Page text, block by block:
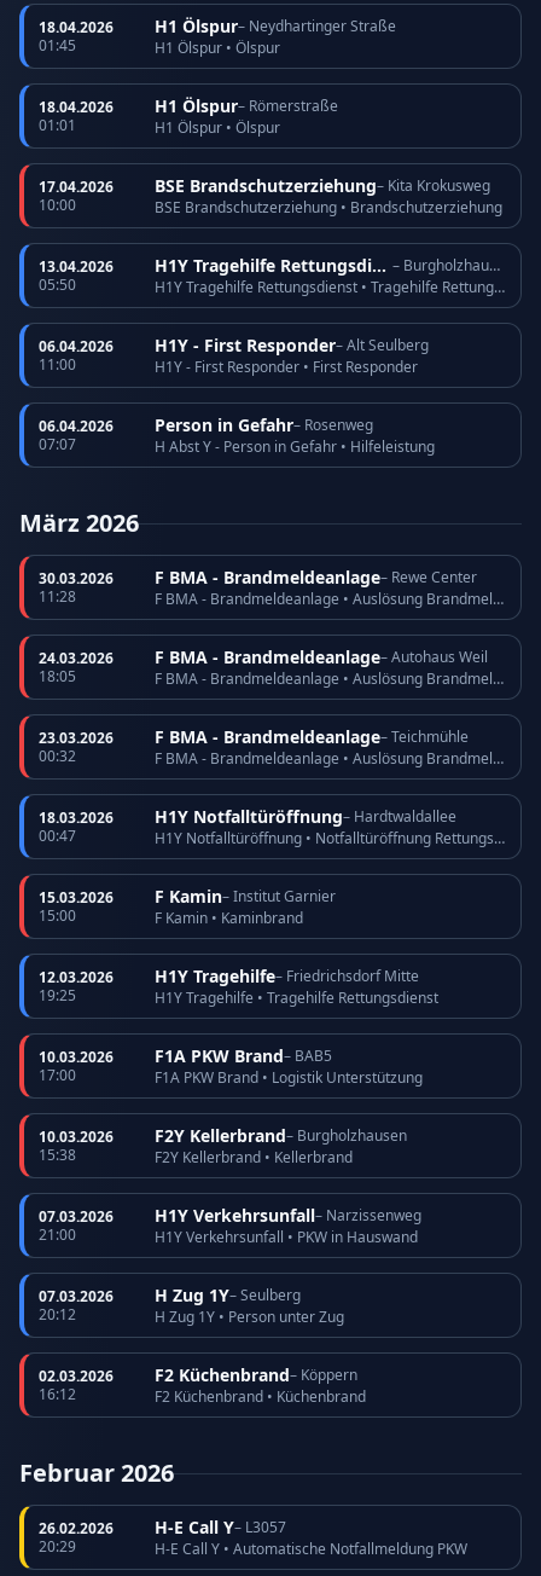
18.04.2026
01:45
H1 Ölspur– Neydhartinger Straße
H1 Ölspur • Ölspur
18.04.2026
01:01
H1 Ölspur– Römerstraße
H1 Ölspur • Ölspur
17.04.2026
10:00
BSE Brandschutzerziehung– Kita Krokusweg
BSE Brandschutzerziehung • Brandschutzerziehung
13.04.2026
05:50
H1Y Tragehilfe Rettungsdienst
– Burgholzhausen
H1Y Tragehilfe Rettungsdienst • Tragehilfe Rettungsdienst
06.04.2026
11:00
H1Y - First Responder– Alt Seulberg
H1Y - First Responder • First Responder
06.04.2026
07:07
Person in Gefahr– Rosenweg
H Abst Y - Person in Gefahr • Hilfeleistung
März 2026
30.03.2026
11:28
F BMA - Brandmeldeanlage– Rewe Center
F BMA - Brandmeldeanlage • Auslösung Brandmeldeanlage
24.03.2026
18:05
F BMA - Brandmeldeanlage– Autohaus Weil
F BMA - Brandmeldeanlage • Auslösung Brandmeldeanlage
23.03.2026
00:32
F BMA - Brandmeldeanlage– Teichmühle
F BMA - Brandmeldeanlage • Auslösung Brandmeldeanlage
18.03.2026
00:47
H1Y Notfalltüröffnung– Hardtwaldallee
H1Y Notfalltüröffnung • Notfalltüröffnung Rettungsdienst
15.03.2026
15:00
F Kamin– Institut Garnier
F Kamin • Kaminbrand
12.03.2026
19:25
H1Y Tragehilfe– Friedrichsdorf Mitte
H1Y Tragehilfe • Tragehilfe Rettungsdienst
10.03.2026
17:00
F1A PKW Brand– BAB5
F1A PKW Brand • Logistik Unterstützung
10.03.2026
15:38
F2Y Kellerbrand– Burgholzhausen
F2Y Kellerbrand • Kellerbrand
07.03.2026
21:00
H1Y Verkehrsunfall– Narzissenweg
H1Y Verkehrsunfall • PKW in Hauswand
07.03.2026
20:12
H Zug 1Y– Seulberg
H Zug 1Y • Person unter Zug
02.03.2026
16:12
F2 Küchenbrand– Köppern
F2 Küchenbrand • Küchenbrand
Februar 2026
26.02.2026
20:29
H-E Call Y– L3057
H-E Call Y • Automatische Notfallmeldung PKW